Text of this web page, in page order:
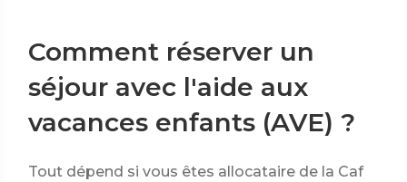
Comment réserver un
séjour avec l'aide aux
vacances enfants (AVE) ?
Tout dépend si vous êtes allocataire de la Caf